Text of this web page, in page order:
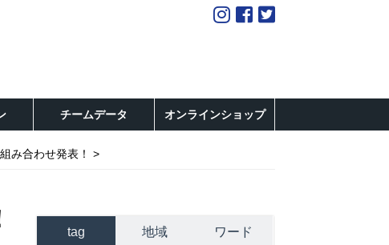
チームデータ オンラインショップ
み合わせ発表！
tag 地域 ワード